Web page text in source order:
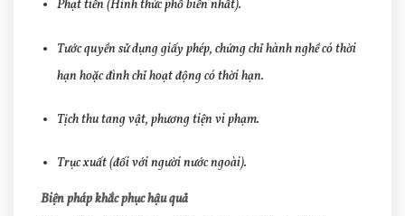
Phạt tiền (Hình thức phổ biến nhất).
Tước quyền sử dụng giấy phép, chứng chỉ hành nghề có thời
hạn hoặc đình chỉ hoạt động có thời hạn.
Tịch thu tang vật, phương tiện vi phạm.
Trục xuất (đối với người nước ngoài).
Biện pháp khắc phục hậu quả